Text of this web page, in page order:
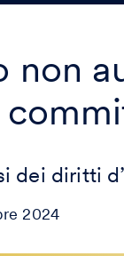
non
dei diritti
2024